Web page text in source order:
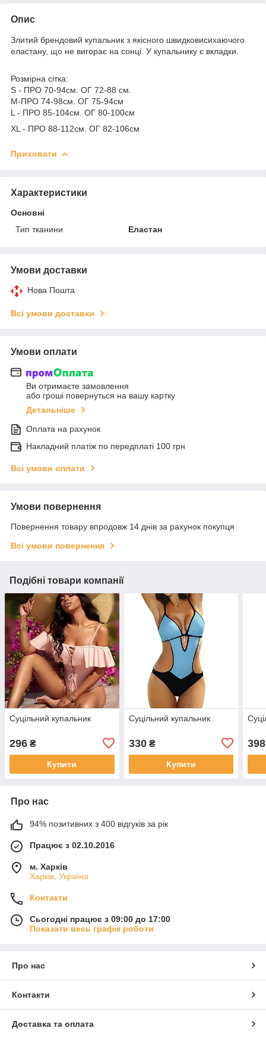
Опис
Злитий брендовий купальник з якісного швидковисихаючого
еластану, що не вигорає на сонці. У купальнику є вкладки.
Розмірна сітка:
S - ПРО 70-94см. ОГ 72-88 см.
M-ПРО 74-98см. ОГ 75-94см
L - ПРО 85-104см. ОГ 80-100см
ХL - ПРО 88-112см. ОГ 82-106см
Приховати
Характеристики
Основні
Тип тканини
Еластан
Умови доставки
Нова Пошта
Всі умови доставки
Умови оплати
Ви отримаєте замовлення
або гроші повернуться на вашу картку
Детальніше
Оплата на рахунок
Накладний платіж по передплаті 100 грн
Всі умови оплати
Умови повернення
Повернення товару впродовж 14 днів за рахунок покупця
Всі умови повернення
Подібні товари компанії
Суцільний купальник
296 ₴
Купити
Суцільний купальник
330₴
Купити
398
Про нас
94% позитивних з 400 відгуків за рік
Працює з 02.10.2016
м. Харків
Харків, Україна
Контакти
Сьогодні працює з 09:00 до 17:00
Показати весь графік роботи
Про нас
Контакти
Доставка та оплата